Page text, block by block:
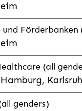
Förderbanken
(all
genders)